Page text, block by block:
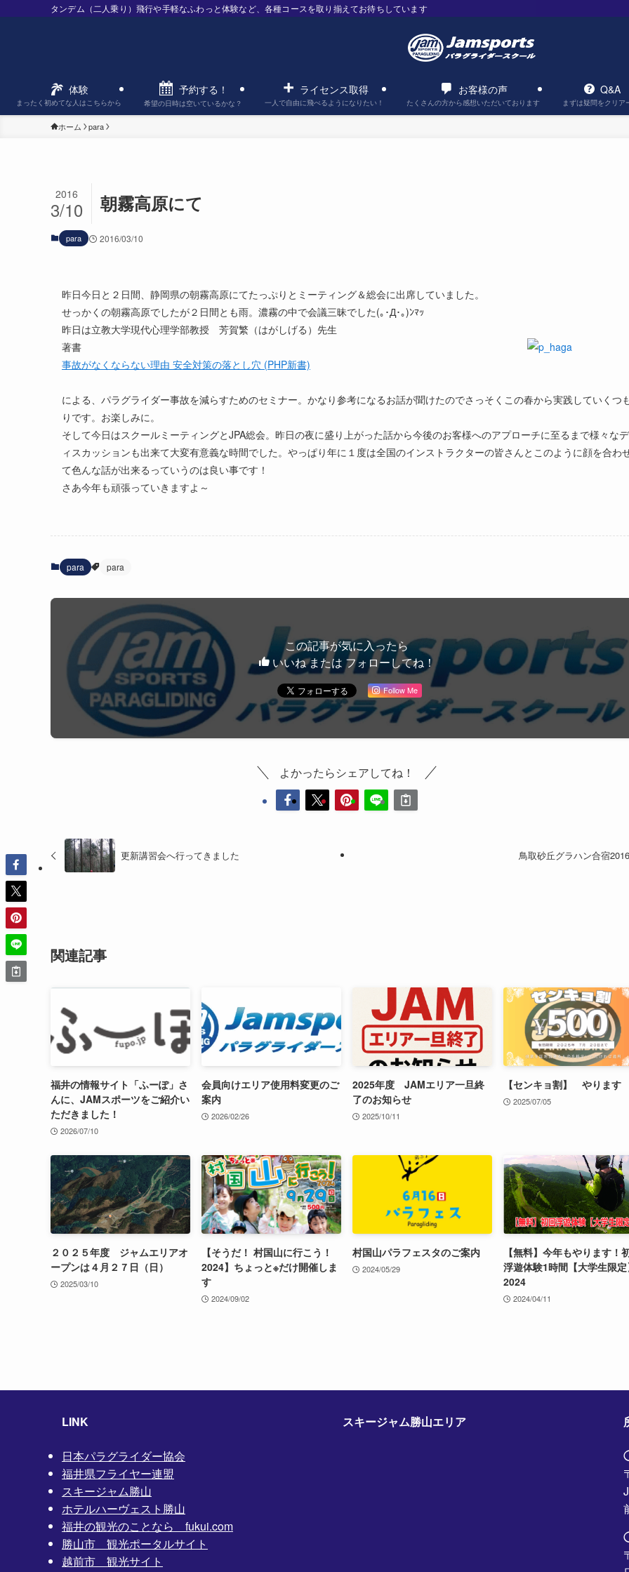
タンデム（二人乗り）飛行や手軽なふわっと体験など、各種コースを取り揃えてお待ちしています
体験
まったく初めてな人はこちらから
予約する！
希望の日時は空いているかな？
ライセンス取得
一人で自由に飛べるようになりたい！
お客様の声
たくさんの方から感想いただいております
Q&A
まずは疑問をクリア
ホーム para
朝霧高原にて
2016
3/10
para 2016/03/10
昨日今日と２日間、静岡県の朝霧高原にてたっぷりとミーティング＆総会に出席していました。
せっかくの朝霧高原でしたが２日間とも雨。濃霧の中で会議三昧でした(｡･Д･｡)ﾝﾏｯ
昨日は立教大学現代心理学部教授 芳賀繁（はがしげる）先生
著書
事故がなくならない理由 安全対策の落とし穴 (PHP新書)
による、パラグライダー事故を減らすためのセミナー。かなり参考になるお話が聞けたのでさっそくこの春から実践していくつ
りです。お楽しみに。
そして今日はスクールミーティングとJPA総会。昨日の夜に盛り上がった話から今後のお客様へのアプローチに至るまで様々なデ
ィスカッションも出来て大変有意義な時間でした。やっぱり年に１度は全国のインストラクターの皆さんとこのように顔を合わ
て色んな話が出来るっていうのは良い事です！
さあ今年も頑張っていきますよ～
para para
この記事が気に入ったら
いいね または フォローしてね！
Follow Me
よかったらシェアしてね！
更新講習会へ行ってきました 鳥取砂丘グラハン合宿2016
関連記事
福井の情報サイト「ふーぽ」さ
んに、JAMスポーツをご紹介い
ただきました！
2026/07/10
会員向けエリア使用料変更のご
案内
2026/02/26
2025年度 JAMエリア一旦終
了のお知らせ
2025/10/11
【センキョ割】 やります
2025/07/05
２０２５年度 ジャムエリアオ
ープンは４月２７日（日）
2025/03/10
【そうだ！ 村国山に行こう！
2024】ちょっと※だけ開催しま
す
2024/09/02
村国山パラフェスタのご案内
2024/05/29
【無料】今年もやります！
浮遊体験1時間【大学生限
2024
2024/04/11
LINK
日本パラグライダー協会
福井県フライヤー連盟
スキージャム勝山
ホテルハーヴェスト勝山
福井の観光のことなら fukui.com
勝山市 観光ポータルサイト
越前市 観光サイト
スキージャム勝山エリア